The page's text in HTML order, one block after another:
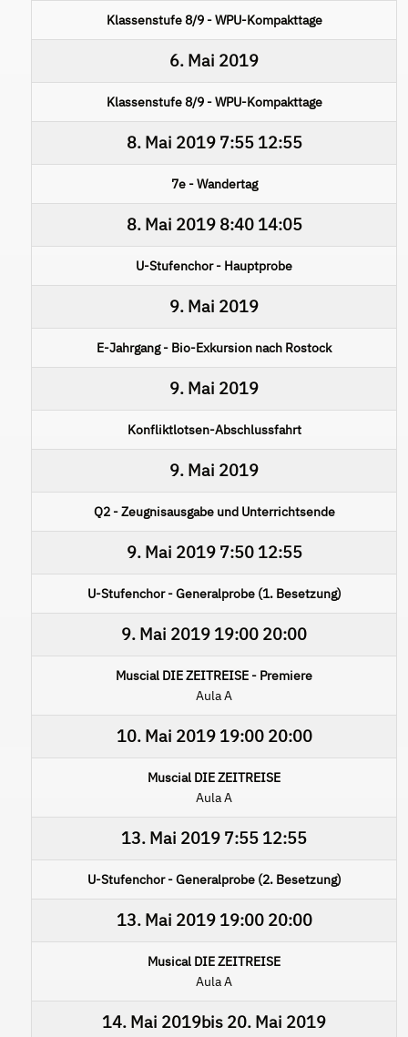
Klassenstufe 8/9 - WPU-Kompakttage
6. Mai 2019
Klassenstufe 8/9 - WPU-Kompakttage
8. Mai 20197:55 12:55
7e - Wandertag
8. Mai 20198:40 14:05
U-Stufenchor - Hauptprobe
9. Mai 2019
E-Jahrgang - Bio-Exkursion nach Rostock
9. Mai 2019
Konfliktlotsen-Abschlussfahrt
9. Mai 2019
Q2 - Zeugnisausgabe und Unterrichtsende
9. Mai 20197:50 12:55
U-Stufenchor - Generalprobe (1. Besetzung)
9. Mai 2019 19:00 20:00
Muscial DIE ZEITREISE - Premiere
Aula A
10. Mai 201919:00 20:00
Muscial DIE ZEITREISE
Aula A
13. Mai 2019 7:55 12:55
U-Stufenchor - Generalprobe (2. Besetzung)
13. Mai 201919:00 20:00
Musical DIE ZEITREISE
Aula A
14. Mai 2019bis 20. Mai 2019